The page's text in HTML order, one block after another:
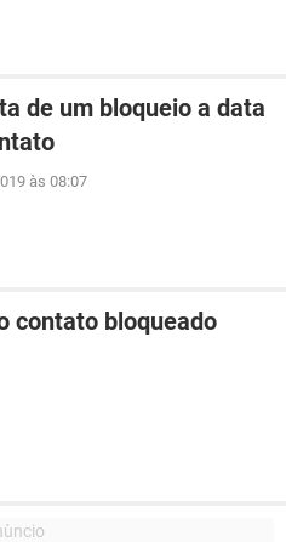
de um bloqueio a data
às 08:07
contato bloqueado